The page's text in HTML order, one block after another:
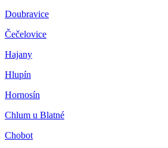
Doubravice
Čečelovice
Hajany
Hlupín
Hornosín
Chlum u Blatné
Chobot